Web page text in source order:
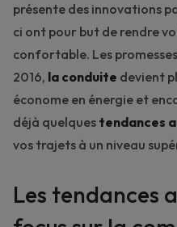
présente des innovations
ci ont pour but de rendre
confortable. Les
2016, la conduite devient
économe en énergie et
déjà quelques tendances
vos trajets à un niveau
Les tendances